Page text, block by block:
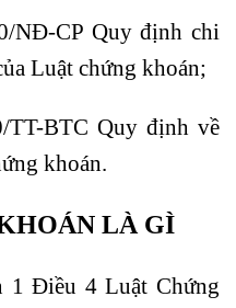
NĐ-CP Quy định chi
Luật chứng khoán;
TT-BTC Quy định về
khoán.
LÀ GÌ
1 Điều 4 Luật Chứng